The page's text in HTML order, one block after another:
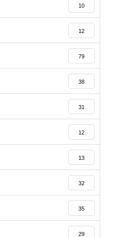
10
12
79
38
31
12
13
32
35
29